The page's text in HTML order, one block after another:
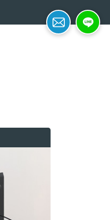
LINE応募
簡単面接予約